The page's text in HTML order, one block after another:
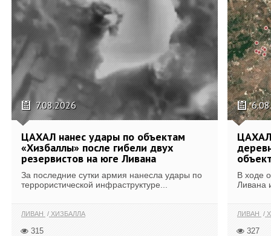
7.08.2026
ЦАХАЛ нанес удары по объектам
«Хизбаллы» после гибели двух
резервистов на юге Ливана
За последние сутки армия нанесла удары по
террористической инфраструктуре...
ЛИВАН ХИЗБАЛЛА
315
В ходе
Ливана
ЛИВАН
327